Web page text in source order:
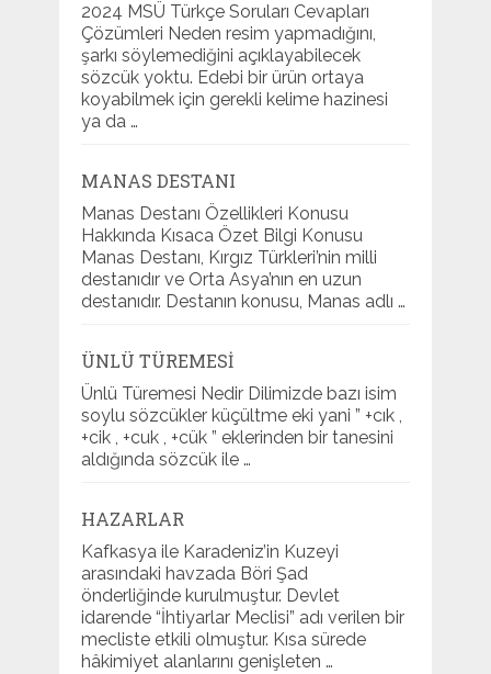
2024 MSÜ Türkçe Soruları Cevapları
Çözümleri Neden resim yapmadığını,
şarkı söylemediğini açıklayabilecek
sözcük yoktu. Edebi bir ürün ortaya
koyabilmek için gerekli kelime hazinesi
ya da …
MANAS DESTANI
Manas Destanı Özellikleri Konusu
Hakkında Kısaca Özet Bilgi Konusu
Manas Destanı, Kırgız Türkleri’nin milli
destanıdır ve Orta Asya’nın en uzun
destanıdır. Destanın konusu, Manas adlı …
ÜNLÜ TÜREMESI
Ünlü Türemesi Nedir Dilimizde bazı isim
soylu sözcükler küçültme eki yani ” +cık ,
+cik , +cuk , +cük ” eklerinden bir tanesini
aldığında sözcük ile …
HAZARLAR
Kafkasya ile Karadeniz’in Kuzeyi
arasındaki havzada Böri Şad
önderliğinde kurulmuştur. Devlet
idarende “İhtiyarlar Meclisi” adı verilen bir
mecliste etkili olmuştur. Kısa sürede
hâkimiyet alanlarını genişleten …